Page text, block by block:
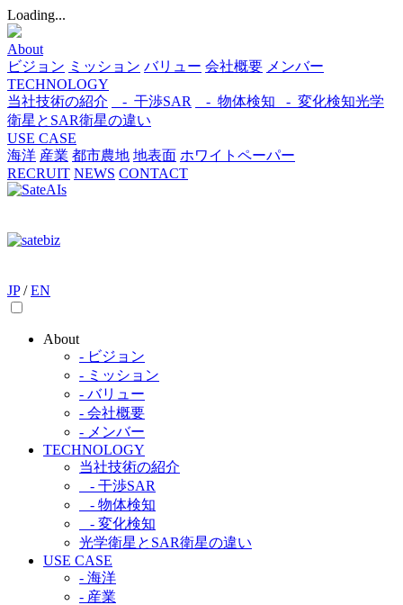
Loading...
About
ビジョン ミッション バリュー 会社概要 メンバー
TECHNOLOGY
当社技術の紹介
- 干渉SAR - 物体検知​ - 変化検知​光学
衛星とSAR衛星の違い
USE CASE
海洋 産業 都市​農地 地表面 ホワイトペーパー
RECRUIT NEWS CONTACT
JP / EN
About
- ビジョン
- ミッション
- バリュー
- 会社概要
- メンバー
TECHNOLOGY
当社技術の紹介​
- 干渉SAR​
- 物体検知​
- 変化検知​
光学衛星とSAR衛星の違い​
USE CASE
- 海洋
- 産業